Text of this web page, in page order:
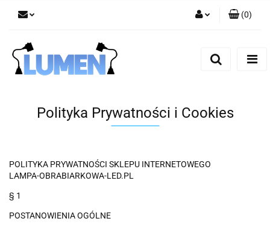
(0)
Polityka Prywatności i Cookies
POLITYKA PRYWATNOŚCI SKLEPU INTERNETOWEGO
LAMPA-OBRABIARKOWA-LED.PL
§ 1
POSTANOWIENIA OGÓLNE